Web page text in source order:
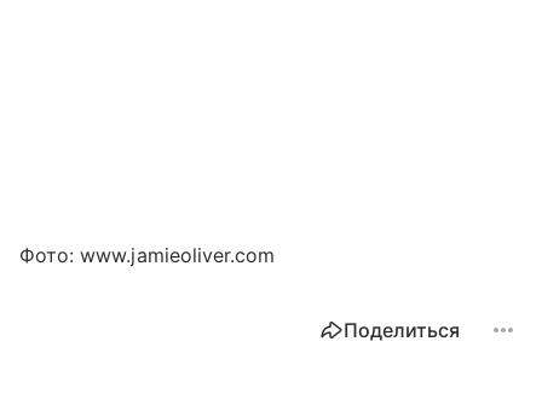
Фото: www.jamieoliver.com
Поделиться